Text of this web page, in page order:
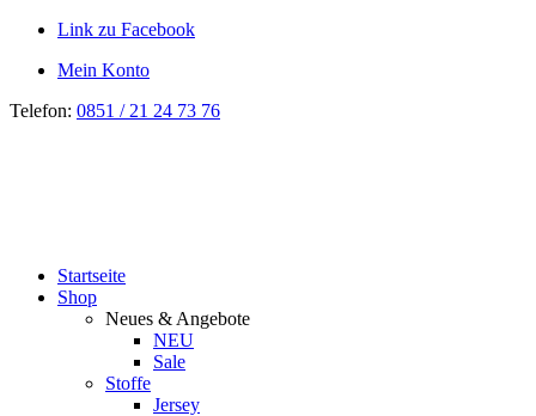
Link zu Facebook
Mein Konto
Telefon: 0851 / 21 24 73 76
Startseite
Shop
Neues & Angebote
NEU
Sale
Stoffe
Jersey